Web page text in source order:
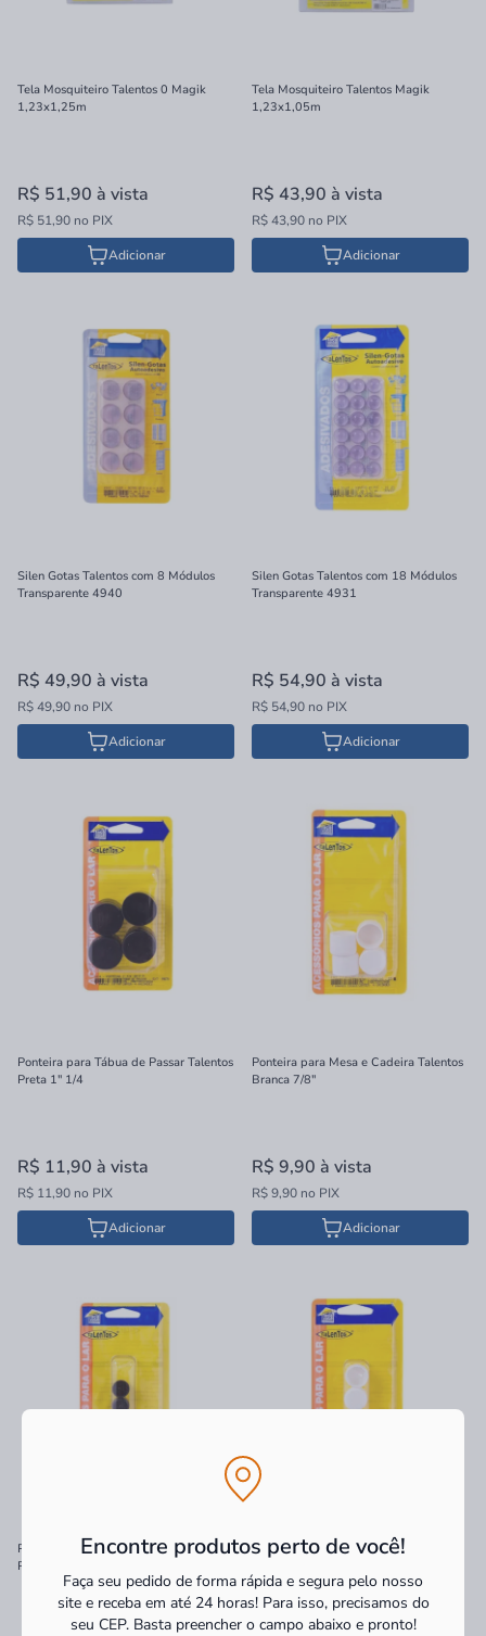
Encontre produtos perto de você!
Faça seu pedido de forma rápida e segura pelo nosso
site e receba em até 24 horas! Para isso, precisamos do
seu CEP. Basta preencher o campo abaixo e pronto!
Tela Mosquiteiro Talentos 0 Magik
1,23x1,25m
R$ 51,90 à vista
R$ 51,90 no PIX
Adicionar
Tela Mosquiteiro Talentos Magik
1,23x1,05m
R$ 43,90 à vista
R$ 43,90 no PIX
Adicionar
Silen Gotas Talentos com 8 Módulos
Transparente 4940
R$ 49,90 à vista
R$ 49,90 no PIX
Adicionar
Silen Gotas Talentos com 18 Módulos
Transparente 4931
R$ 54,90 à vista
R$ 54,90 no PIX
Adicionar
Ponteira para Tábua de Passar Talentos
Preta 1" 1/4
R$ 11,90 à vista
R$ 11,90 no PIX
Adicionar
Ponteira para Mesa e Cadeira Talentos
Branca 7/8"
R$ 9,90 à vista
R$ 9,90 no PIX
Adicionar
Ponteira para Mesa e Cadeira Talentos
Preta 5/8"
Ponteira para Mesa e Cadeira Talentos